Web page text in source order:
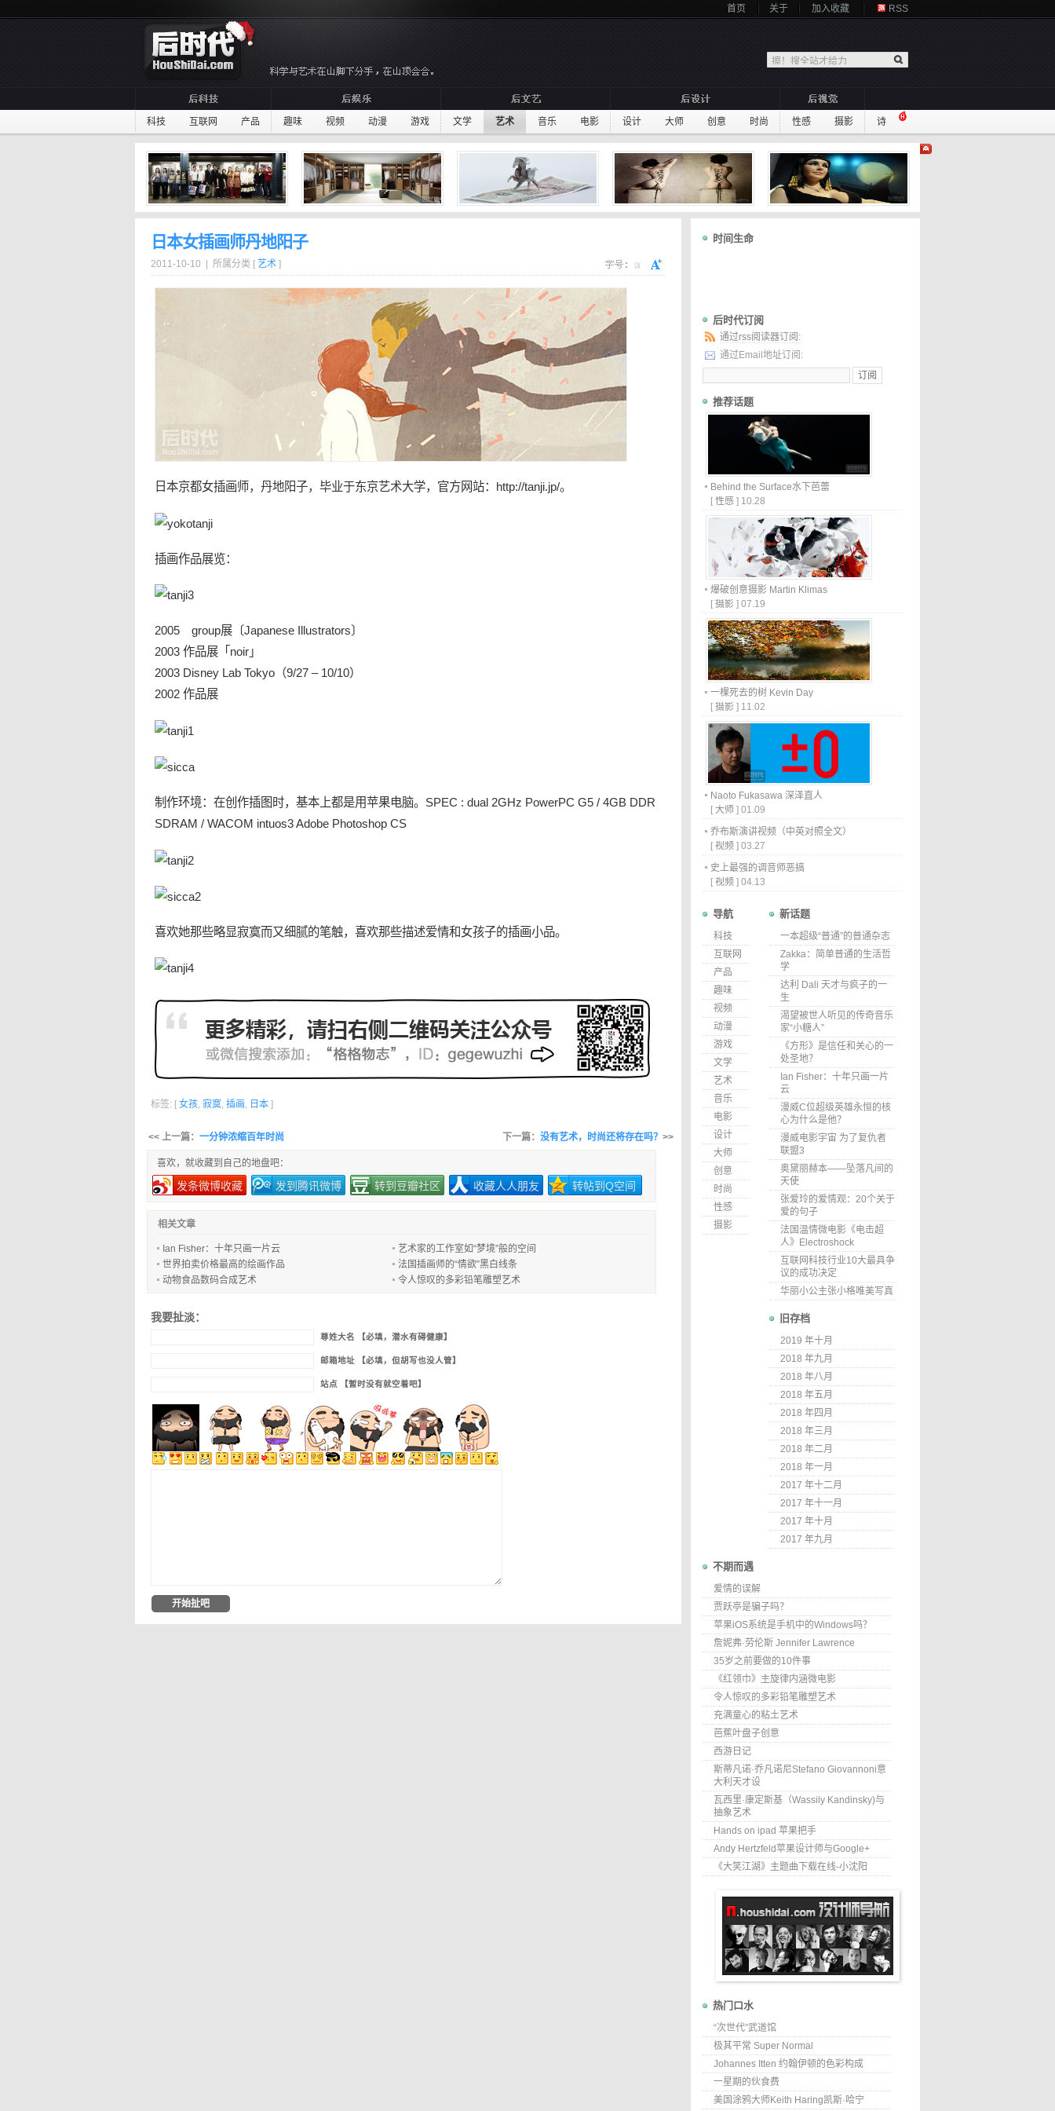
首页 关于 加入收藏 RSS
科技 互联网 产品 趣味 视频 动漫 游戏 文学 艺术 音乐 电影 设计 大师 创意 时尚 性感 摄影 诗
日本女插画师丹地阳子
2011-10-10 | 所属分类 [ 艺术 ]
日本京都女插画师，丹地阳子，毕业于东京艺术大学，官方网站： http://tanji.jp/。
插画作品展览：
2005 group展〔Japanese Illustrators〕
2003 作品展「noir」
2003 Disney Lab Tokyo（9/27 – 10/10）
2002 作品展
制作环境：在创作插图时，基本上都是用苹果电脑。SPEC : dual 2GHz PowerPC G5 / 4GB DDR
SDRAM / WACOM intuos3 Adobe Photoshop CS
喜欢她那些略显寂寞而又细腻的笔触，喜欢那些描述爱情和女孩子的插画小品。
标签: [ 女孩, 寂寞, 插画, 日本 ]
<< 上一篇： 一分钟浓缩百年时尚 下一篇： 没有艺术，时尚还将存在吗？ >>
喜欢，就收藏到自己的地盘吧：
发条微博收藏 发到腾讯微博 转到豆瓣社区 收藏人人朋友 转帖到Q空间
相关文章
Ian Fisher：十年只画一片云
艺术家的工作室如“梦境”般的空间
世界拍卖价格最高的绘画作品
法国插画师的“情欲”黑白线条
动物食品数码合成艺术
令人惊叹的多彩铅笔雕塑艺术
我要扯淡：
尊姓大名 【必填，潜水有碍健康】
邮箱地址 【必填，但胡写也没人管】
站点 【暂时没有就空着吧】
时间生命
后时代订阅
通过rss阅读器订阅:
通过Email地址订阅:
推荐话题
Behind the Surface水下芭蕾
[ 性感 ] 10.28
爆破创意摄影 Martin Klimas
[ 摄影 ] 07.19
一棵死去的树 Kevin Day
[ 摄影 ] 11.02
Naoto Fukasawa 深泽直人
[ 大师 ] 01.09
乔布斯演讲视频（中英对照全文）
[ 视频 ] 03.27
史上最强的调音师恶搞
[ 视频 ] 04.13
导航
科技
互联网
产品
趣味
视频
动漫
游戏
文学
艺术
音乐
电影
设计
大师
创意
时尚
性感
摄影
新话题
一本超级“普通”的普通杂志
Zakka：简单普通的生活哲
学
达利 Dali 天才与疯子的一
生
渴望被世人听见的传奇音乐
家“小糖人”
《方形》是信任和关心的一
处圣地？
Ian Fisher：十年只画一片
云
漫威C位超级英雄永恒的核
心为什么是他？
漫威电影宇宙 为了复仇者
联盟3
奥黛丽赫本——坠落凡间的
天使
张爱玲的爱情观：20个关于
爱的句子
法国温情微电影《电击超
人》Electroshock
互联网科技行业10大最具争
议的成功决定
华丽小公主张小格唯美写真
旧存档
2019 年十月
2018 年九月
2018 年八月
2018 年五月
2018 年四月
2018 年三月
2018 年二月
2018 年一月
2017 年十二月
2017 年十一月
2017 年十月
2017 年九月
不期而遇
爱情的误解
贾跃亭是骗子吗？
苹果iOS系统是手机中的Windows吗？
詹妮弗·劳伦斯 Jennifer Lawrence
35岁之前要做的10件事
《红领巾》主旋律内涵微电影
令人惊叹的多彩铅笔雕塑艺术
充满童心的粘土艺术
芭蕉叶盘子创意
西游日记
斯蒂凡诺·乔凡诺尼Stefano Giovannoni意
大利天才设
瓦西里·康定斯基（Wassily Kandinsky)与
抽象艺术
Hands on ipad 苹果把手
Andy Hertzfeld苹果设计师与Google+
《大笑江湖》主题曲下载在线-小沈阳
热门口水
“次世代”武道馆
极其平常 Super Normal
Johannes Itten 约翰伊顿的色彩构成
一星期的伙食费
美国涂鸦大师Keith Haring凯斯·哈宁